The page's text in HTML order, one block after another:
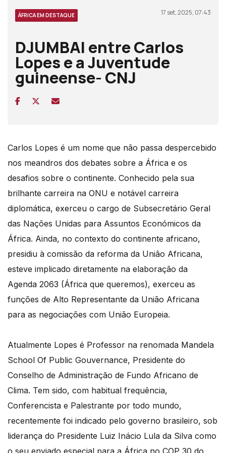
ÁFRICA EM DESTAQUE 17 set, 2025, 07:43
DJUMBAI entre Carlos
Lopes e a Juventude
guineense- CNJ
Carlos Lopes é um nome que não passa despercebido
nos meandros dos debates sobre a África e os
desafios sobre o continente. Conhecido pela sua
brilhante carreira na ONU e notável carreira
diplomática, exerceu o cargo de Subsecretário Geral
das Nações Unidas para Assuntos Económicos da
África. Ainda, no contexto do continente africano,
presidiu à comissão da reforma da União Africana,
esteve implicado diretamente na elaboração da
Agenda 2063 (África que queremos), exerceu as
funções de Alto Representante da União Africana
para as negociações com União Europeia.
Atualmente Lopes é Professor na renomada Mandela
School Of Public Gouvernance, Presidente do
Conselho de Administração de Fundo Africano de
Clima. Tem sido, com habitual frequência,
Conferencista e Palestrante por todo mundo,
recentemente foi indicado pelo governo brasileiro, sob
liderança do Presidente Luiz Inácio Lula da Silva como
o seu enviado especial para a África no COP 30 do